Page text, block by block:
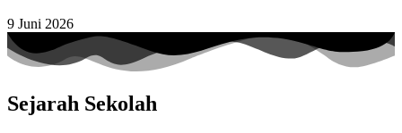
9 Juni 2026
Sejarah Sekolah